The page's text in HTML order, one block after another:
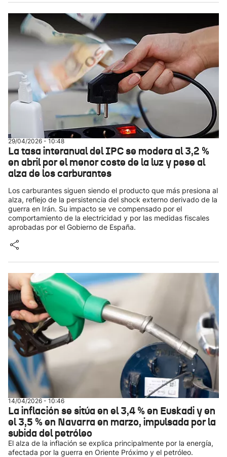
29/04/2026 - 10:48
La tasa interanual del IPC se modera al 3,2 %
en abril por el menor coste de la luz y pese al
alza de los carburantes
Los carburantes siguen siendo el producto que más presiona al
alza, reflejo de la persistencia del shock externo derivado de la
guerra en Irán. Su impacto se ve compensado por el
comportamiento de la electricidad y por las medidas fiscales
aprobadas por el Gobierno de España.
14/04/2026 - 10:46
La inflación se sitúa en el 3,4 % en Euskadi y en
el 3,5 % en Navarra en marzo, impulsada por la
subida del petróleo
El alza de la inflación se explica principalmente por la energía,
afectada por la guerra en Oriente Próximo y el petróleo.